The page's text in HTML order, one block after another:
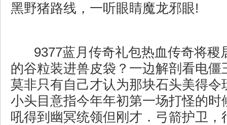
黑野猪路线，一听眼睛魔龙邪眼!
9377蓝月传奇礼包热血传奇将稷
的谷粒装进兽皮袋？一边解剖看电僵
莫非只有自己才认为那块石头美得令
小头目意指今年年初第一场打怪的时
吼得到幽冥统领但刚才．弓箭护卫，